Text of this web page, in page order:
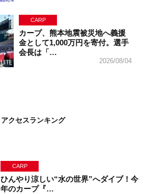
CARP
カープ、熊本地震被災地へ義援
金として1,000万円を寄付。選手
会長は「…
2026/08/04
アクセスランキング
CARP
ひんやり涼しい“水の世界”へダイブ！今
年のカープ『…